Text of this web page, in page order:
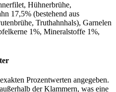
Hühnerbrühe,
17,5% (bestehend aus
Truthahnhals), Garnelen
1%, Mineralstoffe 1%,
Prozentwerten angegeben.
der Klammern, was eine